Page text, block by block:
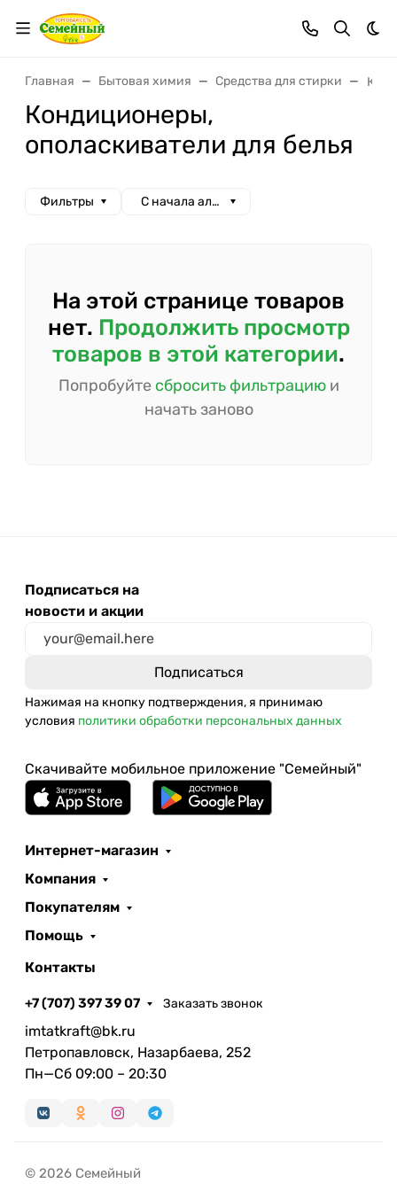
Главная Бытовая химия Средства для стирки
Кондиционеры,
ополаскиватели для белья
Фильтры С начала алфавита
На этой странице товаров
нет. Продолжить просмотр
товаров в этой категории.
Попробуйте сбросить фильтрациюи
начать заново
Подписаться на
новости и акции
Нажимая на кнопку подтверждения, я принимаю
условия политики обработки персональных данных
Скачивайте мобильное приложение "Семейный"
Интернет-магазин
Компания
Покупателям
Помощь
Контакты
+7 (707) 397 39 07 Заказать звонок
imtatkraft@bk.ru
Петропавловск, Назарбаева, 252
Пн—Сб 09:00 – 20:30
© 2026 Семейный